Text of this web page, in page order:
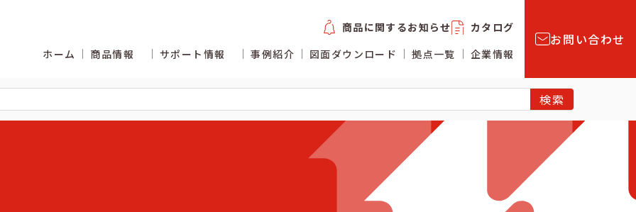
商品に関するお知らせ
カタログ
ホーム
商品情報
サポート情報
事例紹介 図面ダウンロード 拠点一覧 企業情報
お問い合わせ